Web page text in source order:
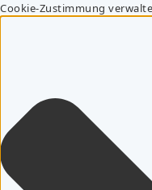
Cookie-Zustimmung